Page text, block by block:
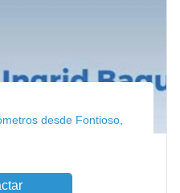
desde Fontioso,